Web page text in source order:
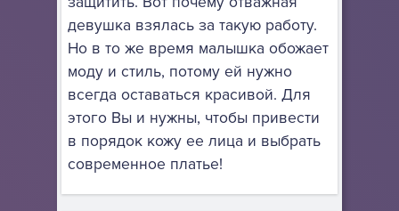
девушка взялась за такую работу.
Но в то же время малышка обожает
моду и стиль, потому ей нужно
всегда оставаться красивой. Для
этого Вы и нужны, чтобы привести
в порядок кожу ее лица и выбрать
современное платье!